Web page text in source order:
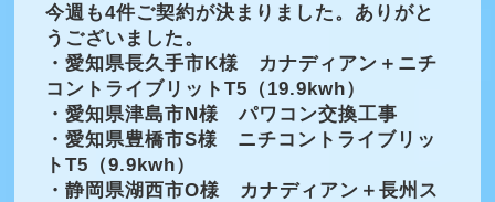
今週も4件ご契約が決まりました。ありがと
うございました。
・愛知県長久手市K様 カナディアン＋ニチ
コントライブリットT5（19.9kwh）
・愛知県津島市N様 パワコン交換工事
・愛知県豊橋市S様 ニチコントライブリッ
トT5（9.9kwh）
・静岡県湖西市O様 カナディアン＋長州ス